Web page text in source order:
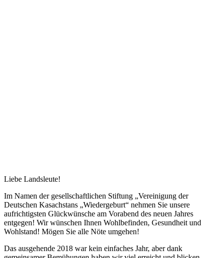
Liebe Landsleute!
Im Namen der gesellschaftlichen Stiftung „Vereinigung der
Deutschen Kasachstans „Wiedergeburt“ nehmen Sie unsere
aufrichtigsten Glückwünsche am Vorabend des neuen Jahres
entgegen! Wir wünschen Ihnen Wohlbefinden, Gesundheit und
Wohlstand! Mögen Sie alle Nöte umgehen!
Das ausgehende 2018 war kein einfaches Jahr, aber dank